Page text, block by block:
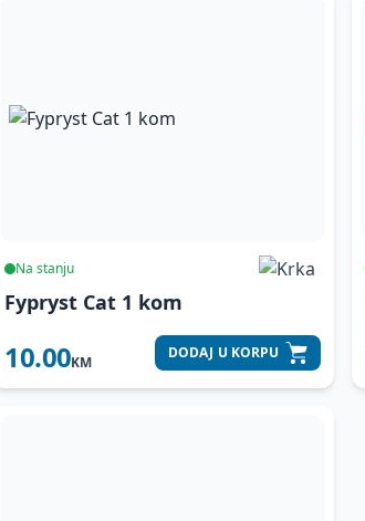
Na stanju
Fypryst Cat 1 kom
10.00KM
DODAJ U KORPU